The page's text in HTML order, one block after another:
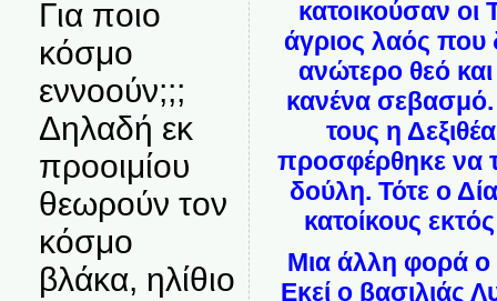
Για ποιο
κόσμο
εννοούν;;;
Δηλαδή εκ
προοιμίου
θεωρούν τον
κόσμο
βλάκα, ηλίθιο
κατοικούσαν οι
άγριος λαός που
ανώτερο θεό
κανένα
τους η
προσφέρθηκε να
δούλη. Τότε ο
κατοίκους
Μια άλλη φορά ο
Εκεί ο βασιλιάς